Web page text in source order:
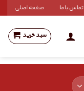
تماس با ما صفحه اصلی
سبد خرید